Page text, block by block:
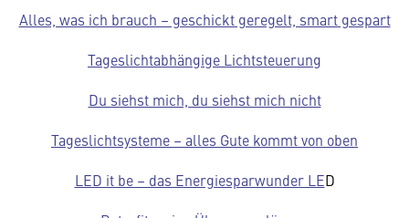
Alles, was ich brauch – geschickt geregelt, smart gespart
Tageslichtabhängige Lichtsteuerung
Du siehst mich, du siehst mich nicht
Tageslichtsysteme – alles Gute kommt von oben
LED it be – das Energiesparwunder LED